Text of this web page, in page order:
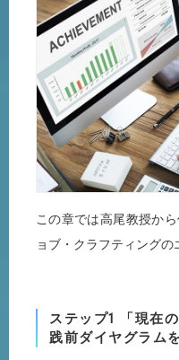
この章では高尾教授か
ョブ・クラフティングの
ステップ1 「現在
践前ダイヤグラム